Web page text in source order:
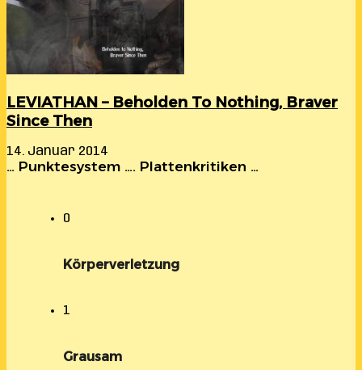
LEVIATHAN – Beholden To Nothing, Braver
Since Then
14. Januar 2014
… Punktesystem …. Plattenkritiken …
0
Körperverletzung
1
Grausam